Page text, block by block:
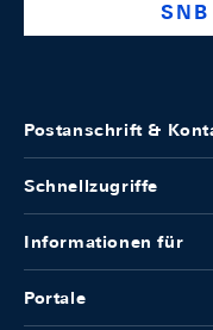
Postanschrift &
Schnellzugriffe
Informationen für
Portale